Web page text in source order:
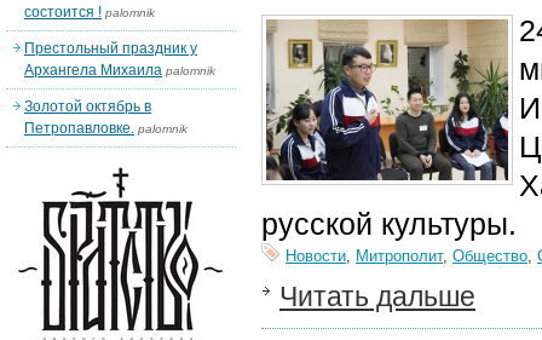
русской культуры.
Новости, Митрополит, Общество,
Читать дальше
состоится ! palomnik
Престольный праздник у
Архангела Михаила palomnik
Золотой октябрь в
Петропавловке. palomnik